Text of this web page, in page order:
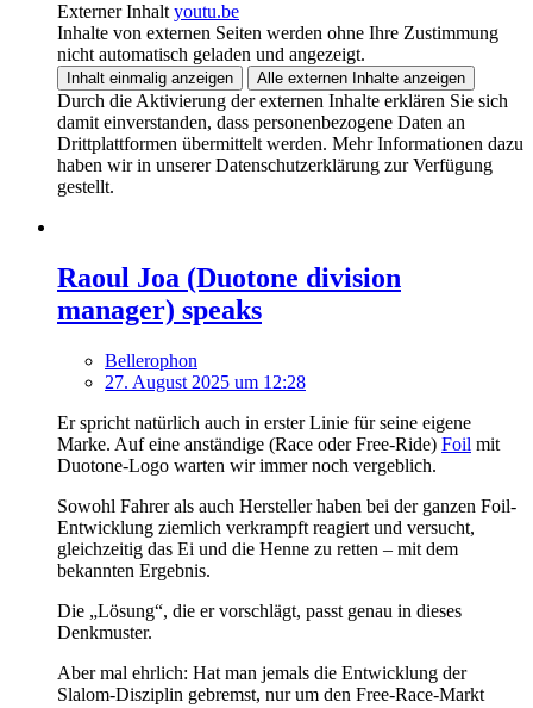
Externer Inhalt youtu.be
Inhalte von externen Seiten werden ohne Ihre Zustimmung
nicht automatisch geladen und angezeigt.
Inhalt einmalig anzeigen Alle externen Inhalte anzeigen
Durch die Aktivierung der externen Inhalte erklären Sie sich
damit einverstanden, dass personenbezogene Daten an
Drittplattformen übermittelt werden. Mehr Informationen dazu
haben wir in unserer Datenschutzerklärung zur Verfügung
gestellt.
Raoul Joa (Duotone division
manager) speaks
Bellerophon
27. August 2025 um 12:28
Er spricht natürlich auch in erster Linie für seine eigene
Marke. Auf eine anständige (Race oder Free-Ride) Foil mit
Duotone-Logo warten wir immer noch vergeblich.
Sowohl Fahrer als auch Hersteller haben bei der ganzen Foil-
Entwicklung ziemlich verkrampft reagiert und versucht,
gleichzeitig das Ei und die Henne zu retten – mit dem
bekannten Ergebnis.
Die „Lösung“, die er vorschlägt, passt genau in dieses
Denkmuster.
Aber mal ehrlich: Hat man jemals die Entwicklung der
Slalom-Disziplin gebremst, nur um den Free-Race-Markt